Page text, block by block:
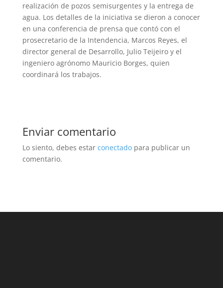
realización de pozos semisurgentes y la entrega de
agua. Los detalles de la iniciativa se dieron a conocer
en una conferencia de prensa que contó con el
prosecretario de la Intendencia, Marcos Reyes, el
director general de Desarrollo, Julio Teijeiro y el
ingeniero agrónomo Mauricio Borges, quien
coordinará los trabajos.
Enviar comentario
Lo siento, debes estar conectadopara publicar un
comentario.